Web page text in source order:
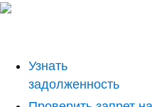
Узнать
задолженность